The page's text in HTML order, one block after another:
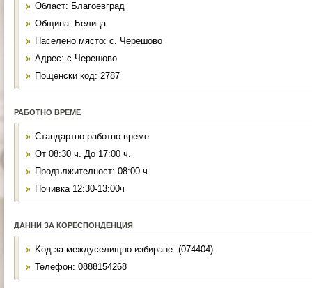
Област: Благоевград
Община: Белица
Населено място: с. Черешово
Адрес: с.Черешово
Пощенски код: 2787
РАБОТНО ВРЕМЕ
Стандартно работно време
От 08:30 ч. До 17:00 ч.
Продължителност: 08:00 ч.
Почивка 12:30-13:00ч
ДАННИ ЗА КОРЕСПОНДЕНЦИЯ
Kод за междуселищно избиране: (074404)
Телефон: 0888154268